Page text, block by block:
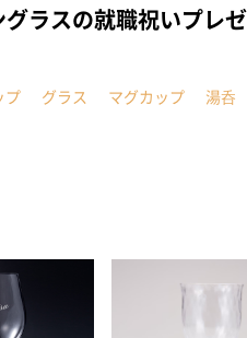
ラスの就職祝いプレ
プ グラス マグカップ 湯呑